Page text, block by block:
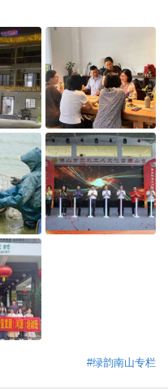
#绿韵南山专栏